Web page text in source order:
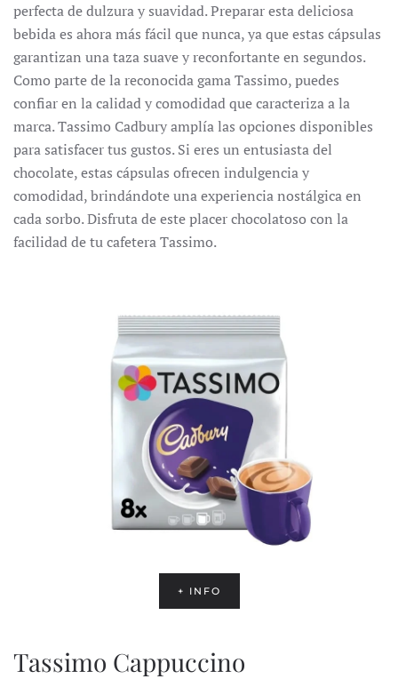
perfecta de dulzura y suavidad.Preparar esta deliciosa
bebida es ahora más fácil que nunca, ya que estas cápsulas
garantizan una taza suave y reconfortante en segundos.
Como parte de la reconocida gama Tassimo, puedes
confiar en la calidad y comodidad que caracteriza a la
marca.Tassimo Cadbury amplía las opciones disponibles
para satisfacer tus gustos.Si eres un entusiasta del
chocolate, estas cápsulas ofrecen indulgencia y
comodidad, brindándote una experiencia nostálgica en
cada sorbo.Disfruta de este placer chocolatoso con la
facilidad de tu cafetera Tassimo.
+ INFO
Tassimo Cappuccino